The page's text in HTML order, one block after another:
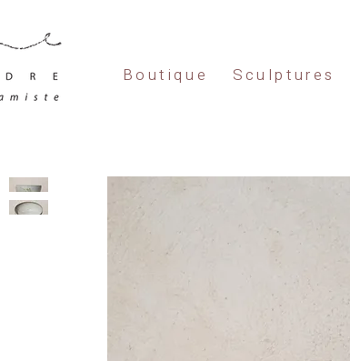
Boutique Sculptures